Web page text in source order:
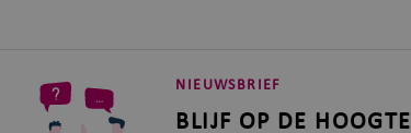
NIEUWSBRIEF
BLIJF OP DE HOOGTE